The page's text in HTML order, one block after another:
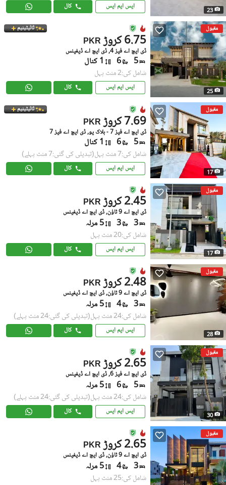
23 ایس ایم ایس کال
مقبول
25
ٹائیٹینیم
PKR 6.75 کروڑ
ڈی ایچ اے فیز 4, ڈی ایچ اے ڈیفینس
5
6 1 کنال
شامل کی:2 منٹ پہل
ایس ایم ایس کال
مقبول
17
ٹائیٹینیم
PKR 7.69 کروڑ
ڈی ایچ اے فیز 7 - بلاک یو, ڈی ایچ اے فیز 7
5
6 1 کنال
شامل کی:7 منٹ پہل (تبدیلی کی گئی:7 منٹ پہلے)
ایس ایم ایس کال
مقبول
17
PKR 2.45 کروڑ
ڈی ایچ اے 9 ٹاؤن, ڈی ایچ اے ڈیفینس
3
3 5 مرلہ
شامل کی:20 منٹ پہل
ایس ایم ایس کال
مقبول
28
PKR 2.48 کروڑ
ڈی ایچ اے 9 ٹاؤن, ڈی ایچ اے ڈیفینس
3
4 5 مرلہ
شامل کی:24 منٹ پہل (تبدیلی کی گئی:24 منٹ پہلے)
ایس ایم ایس کال
مقبول
30
PKR 2.65 کروڑ
ڈی ایچ اے فیز 6, ڈی ایچ اے ڈیفینس
5
6 5 مرلہ
شامل کی:24 منٹ پہل (تبدیلی کی گئی:24 منٹ پہلے)
ایس ایم ایس کال
مقبول
PKR 2.65 کروڑ
ڈی ایچ اے 9 ٹاؤن, ڈی ایچ اے ڈیفینس
3
4 5 مرلہ
شامل کی:25 منٹ پہل